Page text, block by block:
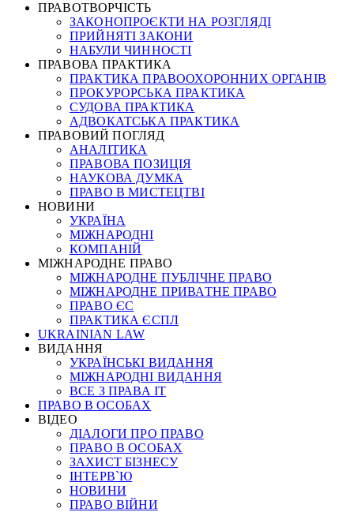
ПРАВОТВОРЧІСТЬ
ЗАКОНОПРОЄКТИ НА РОЗГЛЯДІ
ПРИЙНЯТІ ЗАКОНИ
НАБУЛИ ЧИННОСТІ
ПРАВОВА ПРАКТИКА
ПРАКТИКА ПРАВООХОРОННИХ ОРГАНІВ
ПРОКУРОРСЬКА ПРАКТИКА
СУДОВА ПРАКТИКА
АДВОКАТСЬКА ПРАКТИКА
ПРАВОВИЙ ПОГЛЯД
АНАЛІТИКА
ПРАВОВА ПОЗИЦІЯ
НАУКОВА ДУМКА
ПРАВО В МИСТЕЦТВІ
НОВИНИ
УКРАЇНА
МІЖНАРОДНІ
КОМПАНІЙ
МІЖНАРОДНЕ ПРАВО
МІЖНАРОДНЕ ПУБЛІЧНЕ ПРАВО
МІЖНАРОДНЕ ПРИВАТНЕ ПРАВО
ПРАВО ЄС
ПРАКТИКА ЄСПЛ
UKRAINIAN LAW
ВИДАННЯ
УКРАЇНСЬКІ ВИДАННЯ
МІЖНАРОДНІ ВИДАННЯ
ВСЕ З ПРАВА ІТ
ПРАВО В ОСОБАХ
ВІДЕО
ДІАЛОГИ ПРО ПРАВО
ПРАВО В ОСОБАХ
ЗАХИСТ БІЗНЕСУ
ІНТЕРВ`Ю
НОВИНИ
ПРАВО ВІЙНИ